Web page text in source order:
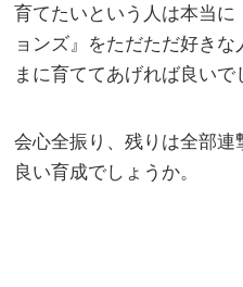
育てたいという人は本当
ョンズ』をただただ好き
まに育ててあげれば良いで
会心全振り、残りは全部
良い育成でしょうか。